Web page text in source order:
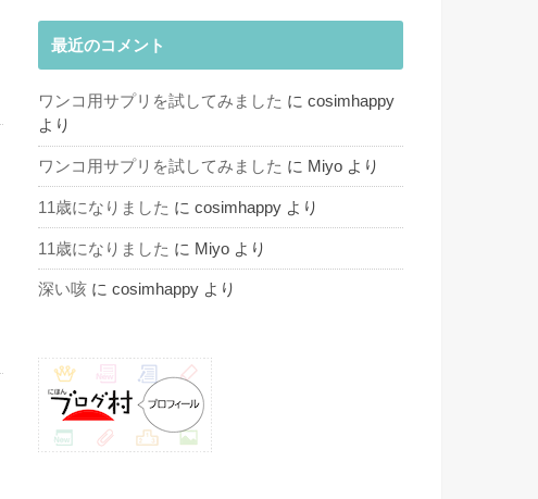
最近のコメント
ワンコ用サプリを試してみました に cosimhappy
より
ワンコ用サプリを試してみました に Miyo より
11歳になりました に cosimhappy より
11歳になりました に Miyo より
深い咳 に cosimhappy より